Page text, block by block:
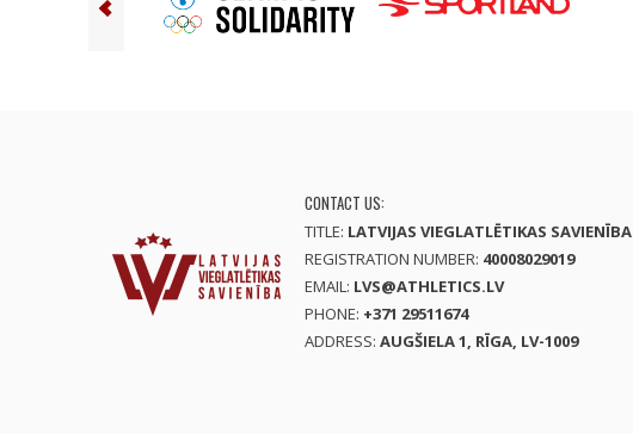
CONTACT US:
TITLE: LATVIJAS VIEGLATLĒTIKAS SAVIENĪBA
REGISTRATION NUMBER: 40008029019
EMAIL: LVS@ATHLETICS.LV
PHONE: +371 29511674
ADDRESS: AUGŠIELA 1, RĪGA, LV-1009